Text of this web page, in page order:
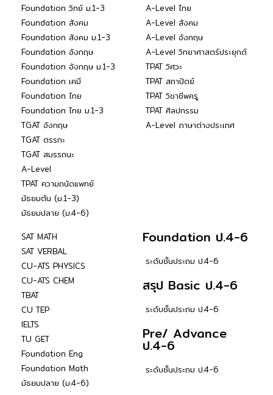
Foundation วิทย์ ม.1-3
Foundation สังคม
Foundation สังคม ม.1-3
Foundation อังกฤษ
Foundation อังกฤษ ม.1-3
Foundation เคมี
Foundation ไทย
Foundation ไทย ม.1-3
TGAT อังกฤษ
TGAT ตรรกะ
TGAT สมรรถนะ
A-Level
TPAT ความถนัดแพทย์
มัธยมต้น (ม.1-3)
มัธยมปลาย (ม.4-6)
A-Level ไทย
A-Level สังคม
A-Level อังกฤษ
A-Level วิทยาศาสตร์ประยุกต์
TPAT วิศวะ
TPAT สถาปัตย์
TPAT วิชาชีพครู
TPAT ศิลปกรรม
A-Level ภาษาต่างประเทศ
SAT MATH
SAT VERBAL
CU-ATS PHYSICS
CU-ATS CHEM
TBAT
CU TEP
IELTS
TU GET
Foundation Eng
Foundation Math
มัธยมปลาย (ม.4-6)
Foundation ป.4-6
ระดับชั้นประถม ป.4-6
สรุป Basic ป.4-6
ระดับชั้นประถม ป.4-6
Pre/ Advance
ป.4-6
ระดับชั้นประถม ป.4-6